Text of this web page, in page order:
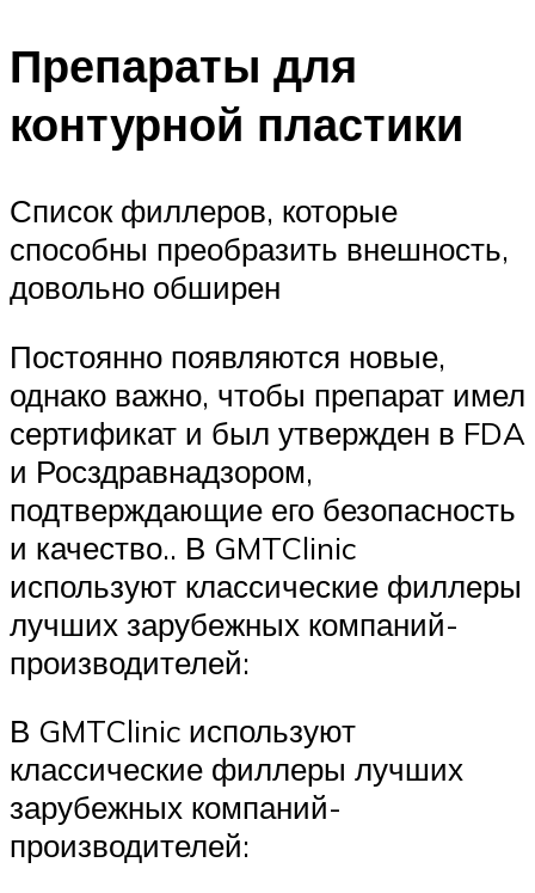
Препараты для
контурной пластики
Список филлеров, которые
способны преобразить внешность,
довольно обширен
Постоянно появляются новые,
однако важно, чтобы препарат имел
сертификат и был утвержден в FDA
и Росздравнадзором,
подтверждающие его безопасность
и качество.. В GMTClinic
используют классические филлеры
лучших зарубежных компаний-
производителей:
В GMTClinic используют
классические филлеры лучших
зарубежных компаний-
производителей: